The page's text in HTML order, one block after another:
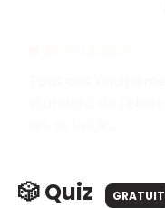
🎲 Quiz GRATUIT